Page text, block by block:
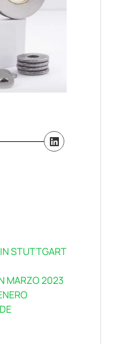
STUTTGART
MARZO 2023